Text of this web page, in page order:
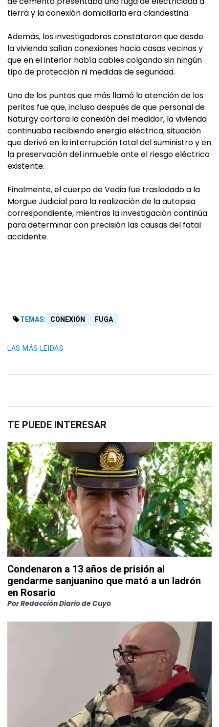
tierra y la conexión domiciliaria era clandestina.
Además, los investigadores constataron que desde
la vivienda salían conexiones hacia casas vecinas y
que en el interior había cables colgando sin ningún
tipo de protección ni medidas de seguridad.
Uno de los puntos que más llamó la atención de los
peritos fue que, incluso después de que personal de
Naturgy cortara la conexión del medidor, la vivienda
continuaba recibiendo energía eléctrica, situación
que derivó en la interrupción total del suministro y en
la preservación del inmueble ante el riesgo eléctrico
existente.
Finalmente, el cuerpo de Vedia fue trasladado a la
Morgue Judicial para la realización de la autopsia
correspondiente, mientras la investigación continúa
para determinar con precisión las causas del fatal
accidente.
TEMAS: CONEXIÓN FUGA
LAS MÁS LEIDAS
TE PUEDE INTERESAR
Condenaron a 13 años de prisión al
gendarme sanjuanino que mató a un ladrón
en Rosario
PorRedacción Diario de Cuyo